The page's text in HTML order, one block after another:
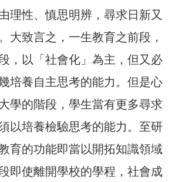
理性、慎思明辨，尋求日新又
大致言之，一生教育之前段，
，以「社會化」為主，但又必
培養自主思考的能力。但是心
學的階段，學生當有更多尋求
以培養檢驗思考的能力。至研
育的功能即當以開拓知識領域
即使離開學校的學程，社會成